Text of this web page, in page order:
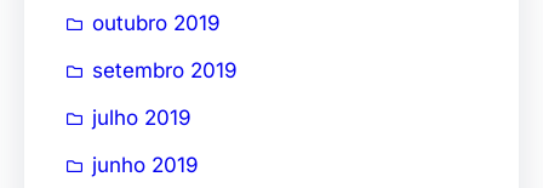
outubro 2019
setembro 2019
julho 2019
junho 2019